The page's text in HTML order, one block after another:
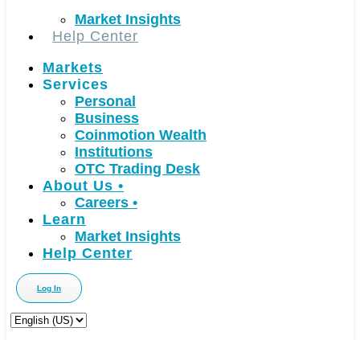
Market Insights
Help Center
Markets
Services
Personal
Business
Coinmotion Wealth
Institutions
OTC Trading Desk
About Us •
Careers •
Learn
Market Insights
Help Center
Log In
Choose